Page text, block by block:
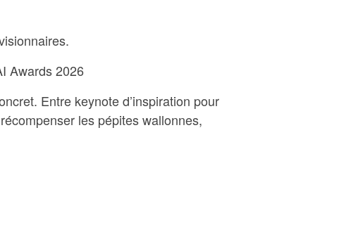
Awards 2026
Entre keynote d’inspiration pour
les pépites wallonnes,